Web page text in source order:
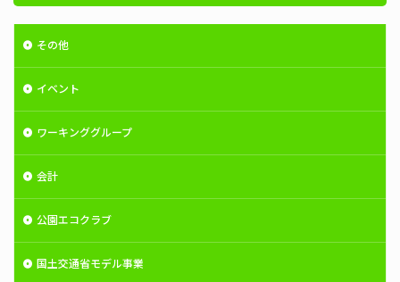
その他
イベント
ワーキンググループ
会計
公園エコクラブ
国土交通省モデル事業